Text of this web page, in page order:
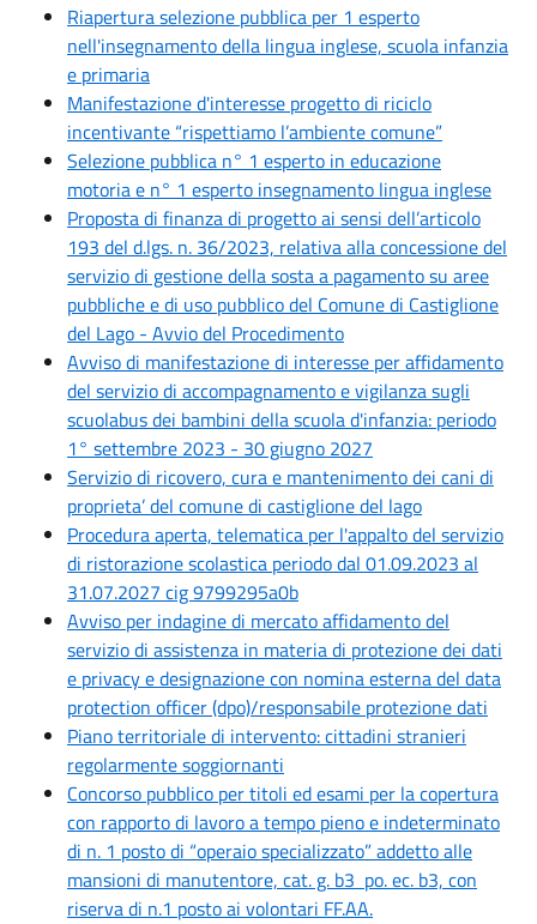
Riapertura selezione pubblica per 1 esperto
nell'insegnamento della lingua inglese, scuola infanzia
e primaria
Manifestazione d'interesse progetto di riciclo
incentivante “rispettiamo l’ambiente comune”
Selezione pubblica n° 1 esperto in educazione
motoria e n° 1 esperto insegnamento lingua inglese
Proposta di finanza di progetto ai sensi dell’articolo
193 del d.lgs. n. 36/2023, relativa alla concessione del
servizio di gestione della sosta a pagamento su aree
pubbliche e di uso pubblico del Comune di Castiglione
del Lago - Avvio del Procedimento
Avviso di manifestazione di interesse per affidamento
del servizio di accompagnamento e vigilanza sugli
scuolabus dei bambini della scuola d'infanzia: periodo
1° settembre 2023 - 30 giugno 2027
Servizio di ricovero, cura e mantenimento dei cani di
proprieta’ del comune di castiglione del lago
Procedura aperta, telematica per l'appalto del servizio
di ristorazione scolastica periodo dal 01.09.2023 al
31.07.2027 cig 9799295a0b
Avviso per indagine di mercato affidamento del
servizio di assistenza in materia di protezione dei dati
e privacy e designazione con nomina esterna del data
protection officer (dpo)/responsabile protezione dati
Piano territoriale di intervento: cittadini stranieri
regolarmente soggiornanti
Concorso pubblico per titoli ed esami per la copertura
con rapporto di lavoro a tempo pieno e indeterminato
di n. 1 posto di “operaio specializzato” addetto alle
mansioni di manutentore, cat. g. b3 po. ec. b3, con
riserva di n.1 posto ai volontari FF.AA.